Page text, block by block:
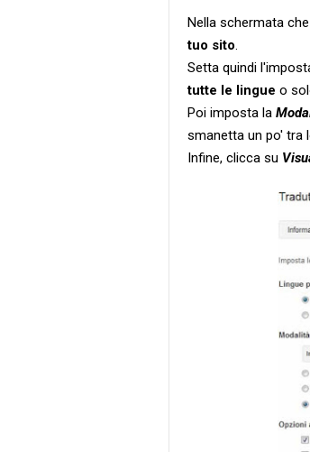
Nella schermata
tuo sito
Setta quindi
tutte le lingue o
Poi imposta la
smanetta un po' tra
Infine, clicca su